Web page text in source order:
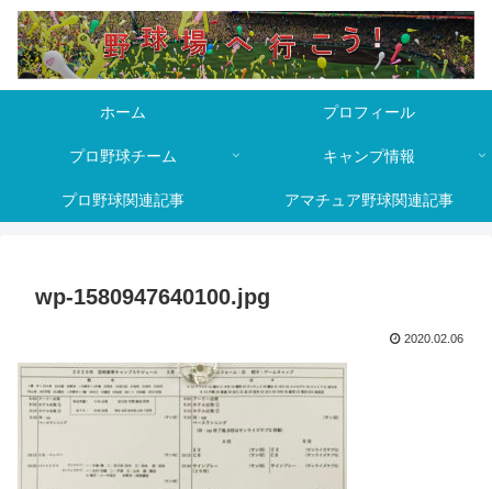
ホーム プロフィール
プロ野球チーム キャンプ情報
プロ野球関連記事 アマチュア野球関連記事
wp-1580947640100.jpg
2020.02.06